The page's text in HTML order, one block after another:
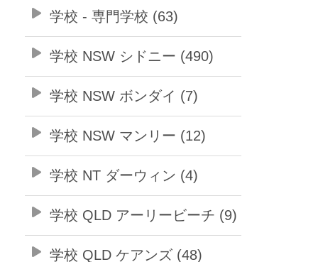
学校 - 専門学校 (63)
学校 NSW シドニー (490)
学校 NSW ボンダイ (7)
学校 NSW マンリー (12)
学校 NT ダーウィン (4)
学校 QLD アーリービーチ (9)
学校 QLD ケアンズ (48)